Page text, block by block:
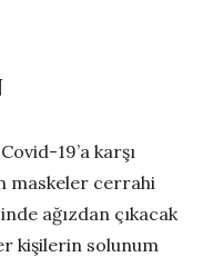
19’a karşı
maskeler cerrahi
ağızdan çıkacak
kişilerin solunum